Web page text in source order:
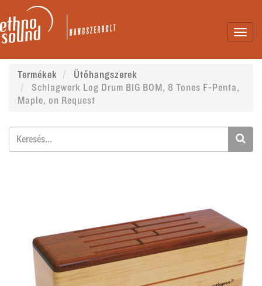
Termékek
Ütőhangszerek
Schlagwerk Log Drum BIG BOM, 8 Tones F-Penta,
Maple, on Request